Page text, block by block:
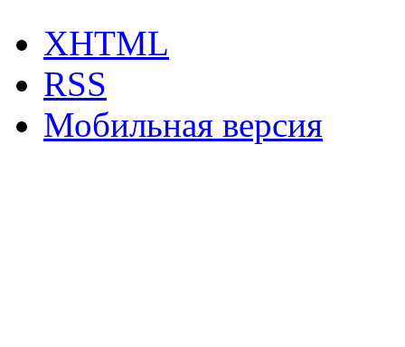
XHTML
RSS
Мобильная версия